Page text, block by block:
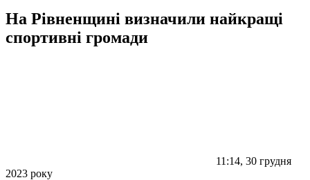
На Рівненщині визначили найкращі
спортивні громади
11:14, 30 грудня
2023 року